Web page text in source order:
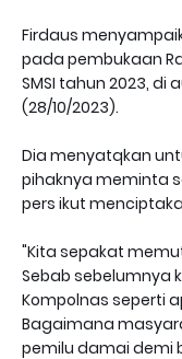
Firdaus
pada pembukaan
SMSI tahun 2023, di
(28/10/2023).
Dia menyatqkan
pihaknya meminta
pers ikut
"Kita sepakat
Sebab sebelumnya
Kompolnas seperti
Bagaimana
pemilu damai demi